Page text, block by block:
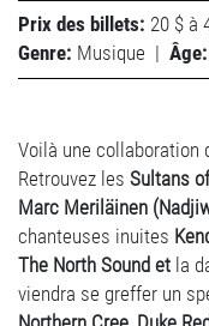
Prix des billets: 20 $ à
Genre: Musique | Âge:
Voilà une collaboration
Retrouvez les Sultans
Marc Meriläinen
chanteuses inuites
The North Sound et la
viendra se greffer un